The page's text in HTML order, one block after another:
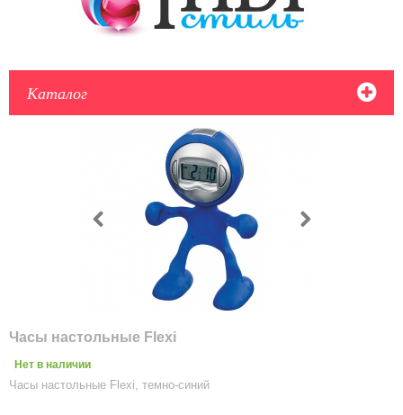
Каталог
Часы настольные Flexi
Нет в наличии
Часы настольные Flexi, темно-синий